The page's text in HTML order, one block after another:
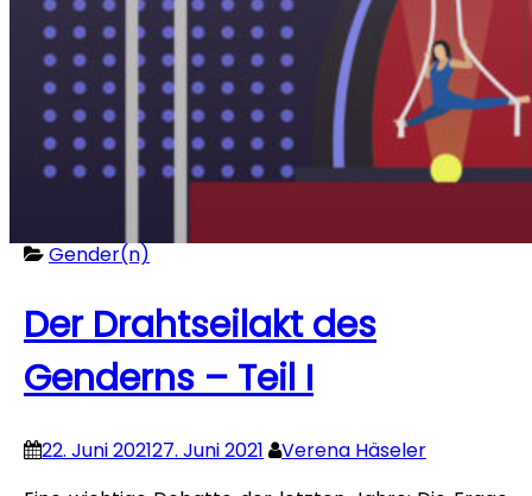
Gender(n)
Der Drahtseilakt des
Genderns – Teil I
22. Juni 202127. Juni 2021
Verena Häseler